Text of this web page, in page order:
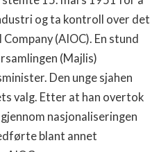
og ta kontroll over det
(AIOC). En stund
(Majlis)
Den unge sjahen
valg. Etter at han overtok
nasjonaliseringen
blant annet